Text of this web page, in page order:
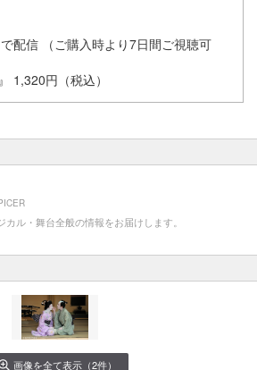
配信 （ご購入時より7日間ご視聴可
1,320円（税込）
カル・舞台全般の情報をお届けします。
画像を全て表示（2件）